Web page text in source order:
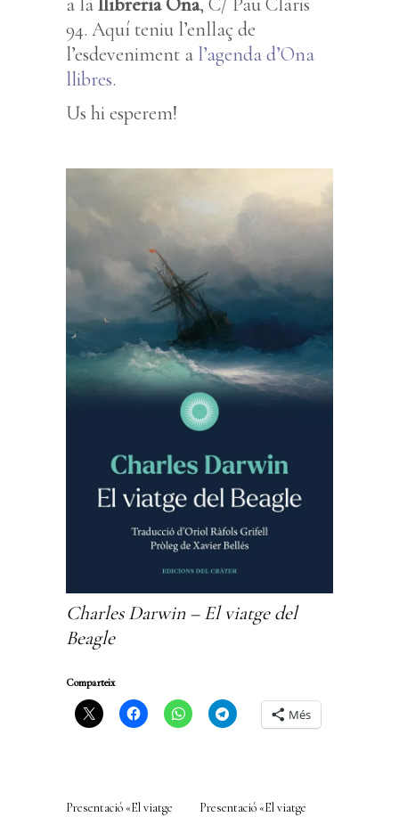
94. Aquí teniu l’enllaç de
l’esdeveniment a l’agenda d’Ona
llibres.
Us hi esperem!
Charles Darwin – El viatge del
Beagle
Comparteix
Més
Presentació «El viatge
Presentació «El viatge